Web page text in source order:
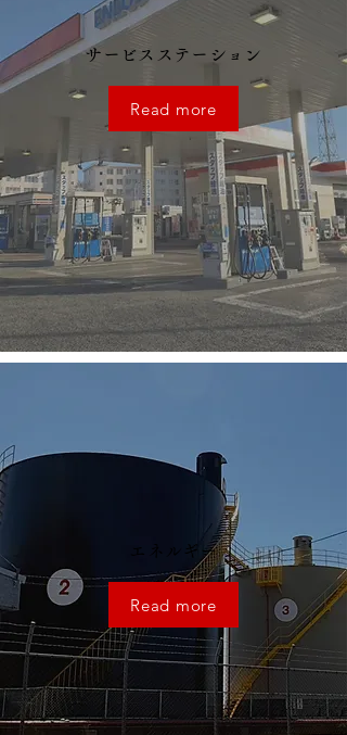
サービスステーション
Read more
エネルギー
Read more